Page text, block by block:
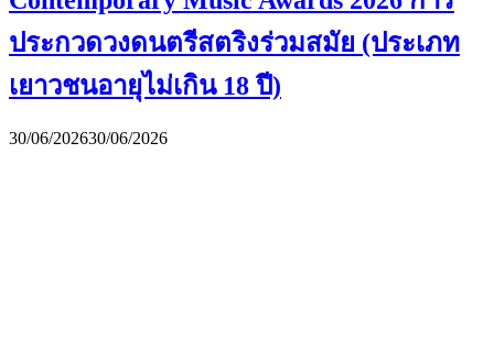
ประกวดวงดนตรีสตริงร่วมสมัย (ประเภท
เยาวชนอายุไม่เกิน 18 ปี)
30/06/202630/06/2026